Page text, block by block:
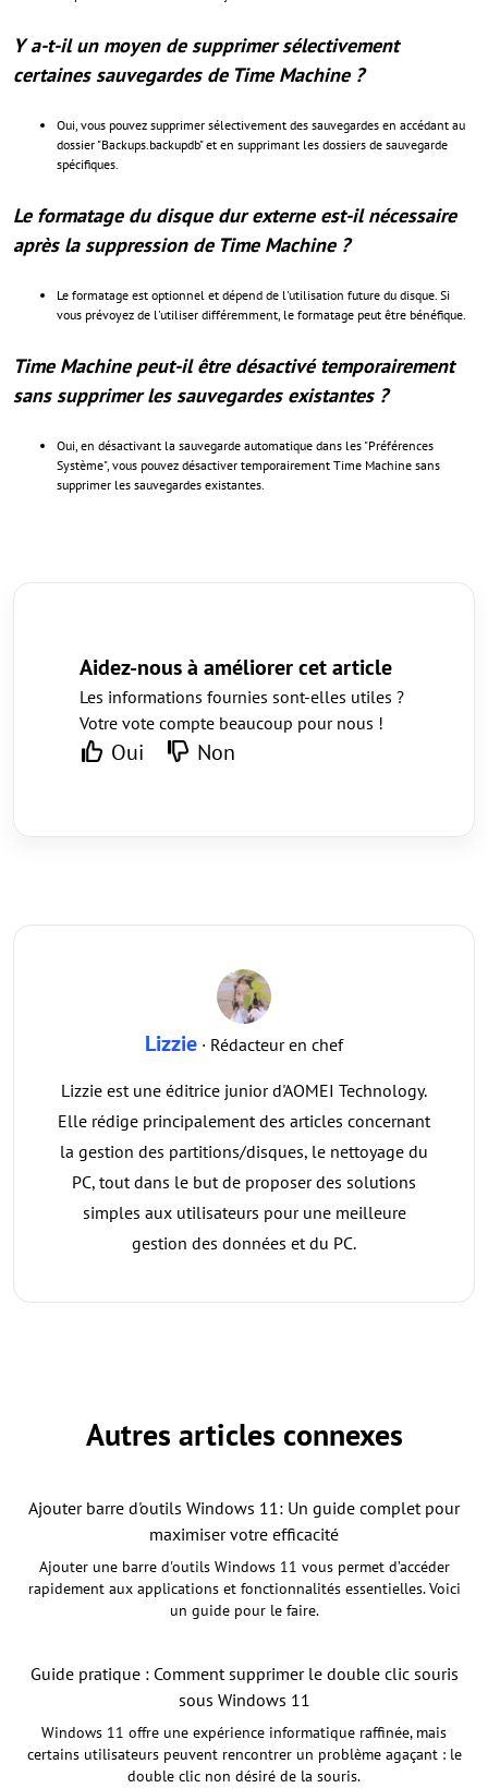
Y a-t-il un moyen de supprimer sélectivement
certaines sauvegardes de Time Machine ?
Oui, vous pouvez supprimer sélectivement des sauvegardes en accédant au
dossier "Backups.backupdb" et en supprimant les dossiers de sauvegarde
spécifiques.
Le formatage du disque dur externe est-il nécessaire
après la suppression de Time Machine ?
Le formatage est optionnel et dépend de l'utilisation future du disque. Si
vous prévoyez de l'utiliser différemment, le formatage peut être bénéfique.
Time Machine peut-il être désactivé temporairement
sans supprimer les sauvegardes existantes ?
Oui, en désactivant la sauvegarde automatique dans les "Préférences
Système", vous pouvez désactiver temporairement Time Machine sans
supprimer les sauvegardes existantes.
Aidez-nous à améliorer cet article
Les informations fournies sont-elles utiles ?
Votre vote compte beaucoup pour nous !
Oui Non
Lizzie · Rédacteur en chef
Lizzie est une éditrice junior d'AOMEI Technology.
Elle rédige principalement des articles concernant
la gestion des partitions/disques, le nettoyage du
PC, tout dans le but de proposer des solutions
simples aux utilisateurs pour une meilleure
gestion des données et du PC.
Autres articles connexes
Ajouter barre d'outils Windows 11: Un guide complet pour
maximiser votre efficacité
Ajouter une barre d'outils Windows 11 vous permet d’accéder
rapidement aux applications et fonctionnalités essentielles. Voici
un guide pour le faire.
Guide pratique : Comment supprimer le double clic souris
sous Windows 11
Windows 11 offre une expérience informatique raffinée, mais
certains utilisateurs peuvent rencontrer un problème agaçant : le
double clic non désiré de la souris.